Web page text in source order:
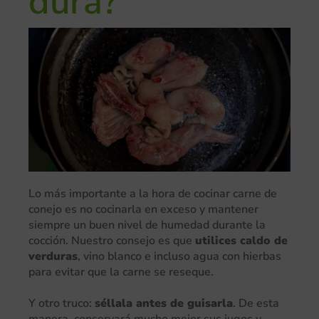
Lo más importante a la hora de cocinar carne de
conejo es no cocinarla en exceso y mantener
siempre un buen nivel de humedad durante la
cocción. Nuestro consejo es que utilices caldo de
verduras, vino blanco e incluso agua con hierbas
para evitar que la carne se reseque.
Y otro truco: séllala antes de guisarla. De esta